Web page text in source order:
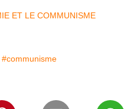
#communisme